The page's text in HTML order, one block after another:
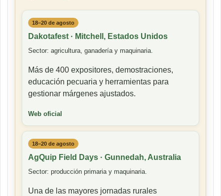
18–20 de agosto
Dakotafest · Mitchell, Estados Unidos
Sector: agricultura, ganadería y maquinaria.
Más de 400 expositores, demostraciones,
educación pecuaria y herramientas para
gestionar márgenes ajustados.
Web oficial
18–20 de agosto
AgQuip Field Days · Gunnedah, Australia
Sector: producción primaria y maquinaria.
Una de las mayores jornadas rurales